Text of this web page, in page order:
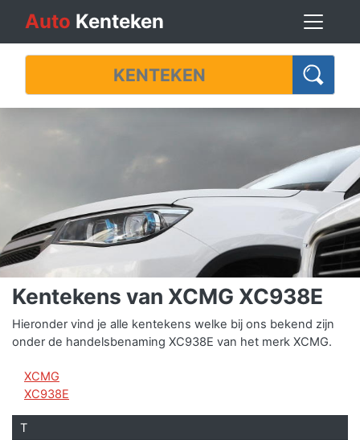
Auto Kenteken
Kentekens van XCMG XC938E
Hieronder vind je alle kentekens welke bij ons bekend zijn
onder de handelsbenaming XC938E van het merk XCMG.
XCMG
XC938E
T